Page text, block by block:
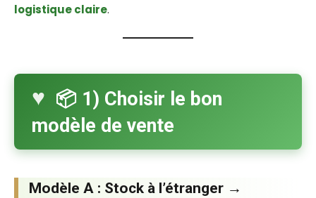
logistique claire.
📦 1) Choisir le bon
modèle de vente
Modèle A : Stock à l’étranger →